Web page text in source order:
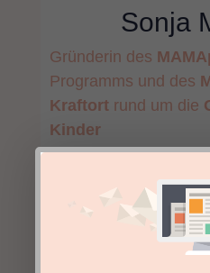
Sonja
Gründerin des
Programms und des
Kraftort rund um die
Kinder
Selbstsicherheit und
sie ganz genau
Kinder in den